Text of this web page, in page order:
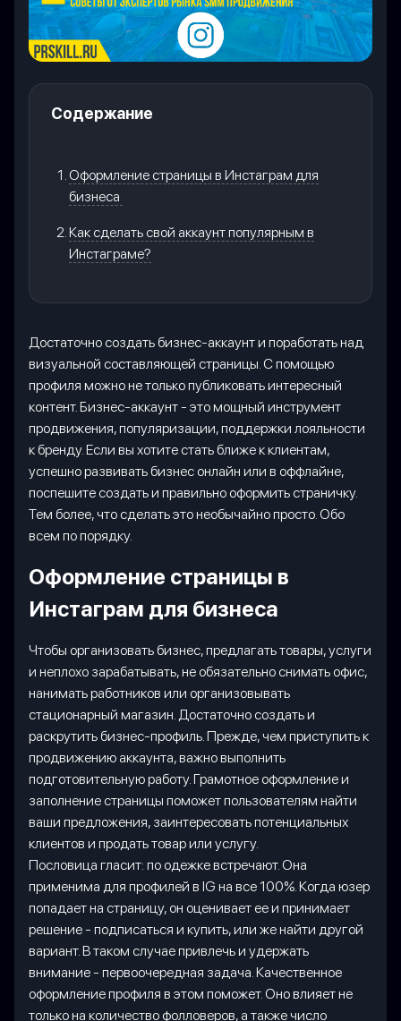
Содержание
Оформление страницы в Инстаграм для
бизнеса
Как сделать свой аккаунт популярным в
Инстаграме?
Достаточно создать бизнес-аккаунт и поработать над
визуальной составляющей страницы. С помощью
профиля можно не только публиковать интересный
контент. Бизнес-аккаунт - это мощный инструмент
продвижения, популяризации, поддержки лояльности
к бренду. Если вы хотите стать ближе к клиентам,
успешно развивать бизнес онлайн или в оффлайне,
поспешите создать и правильно оформить страничку.
Тем более, что сделать это необычайно просто. Обо
всем по порядку.
Оформление страницы в
Инстаграм для бизнеса
Чтобы организовать бизнес, предлагать товары, услуги
и неплохо зарабатывать, не обязательно снимать офис,
нанимать работников или организовывать
стационарный магазин. Достаточно создать и
раскрутить бизнес-профиль. Прежде, чем приступить к
продвижению аккаунта, важно выполнить
подготовительную работу. Грамотное оформление и
заполнение страницы поможет пользователям найти
ваши предложения, заинтересовать потенциальных
клиентов и продать товар или услугу.
Пословица гласит: по одежке встречают. Она
применима для профилей в IG на все 100%. Когда юзер
попадает на страницу, он оценивает ее и принимает
решение - подписаться и купить, или же найти другой
вариант. В таком случае привлечь и удержать
внимание - первоочередная задача. Качественное
оформление профиля в этом поможет. Оно влияет не
только на количество фолловеров, а также число